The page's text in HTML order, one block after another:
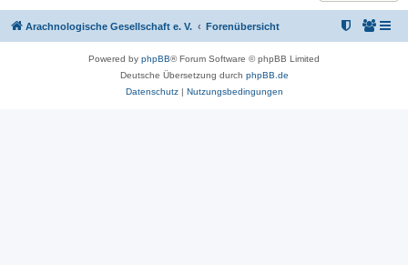
Arachnologische Gesellschaft e. V. Forenübersicht
Powered by phpBB® Forum Software © phpBB Limited
Deutsche Übersetzung durch phpBB.de
Datenschutz| Nutzungsbedingungen